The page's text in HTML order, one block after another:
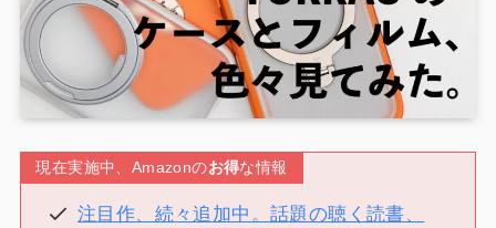
現在実施中、Amazonのお得な情報
注目作、続々追加中。話題の聴く読書、